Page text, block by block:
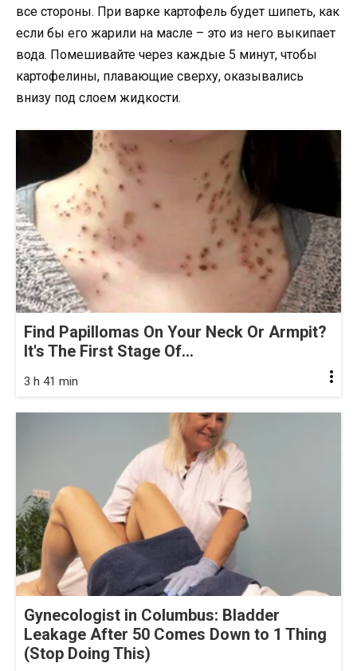
все стороны. При варке картофель будет шипеть, как
если бы его жарили на масле – это из него выкипает
вода. Помешивайте через каждые 5 минут, чтобы
картофелины, плавающие сверху, оказывались
внизу под слоем жидкости.
Find Papillomas On Your Neck Or Armpit?
It's The First Stage Of...
3 h 41 min
Gynecologist in Columbus: Bladder
Leakage After 50 Comes Down to 1 Thing
(Stop Doing This)